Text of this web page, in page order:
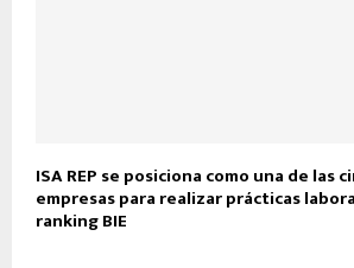
ISA REP se posiciona como una de las
empresas para realizar prácticas
ranking BIE